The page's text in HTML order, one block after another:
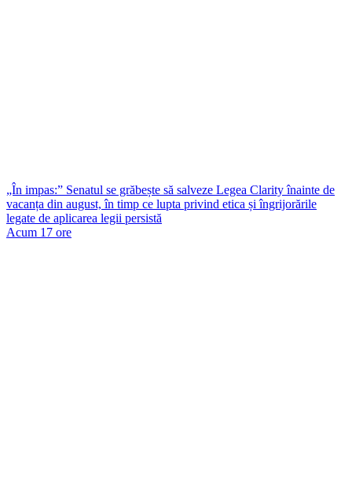
„În impas:” Senatul se grăbește să salveze Legea Clarity înainte de
vacanța din august, în timp ce lupta privind etica și îngrijorările
legate de aplicarea legii persistă
Acum 17 ore